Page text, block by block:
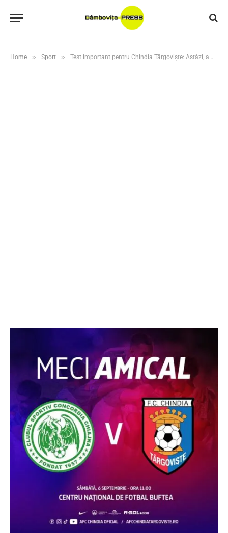
Home » Sport » Test important pentru Chindia Târgoviște: Astăzi, amical cu Concordia Chiajna